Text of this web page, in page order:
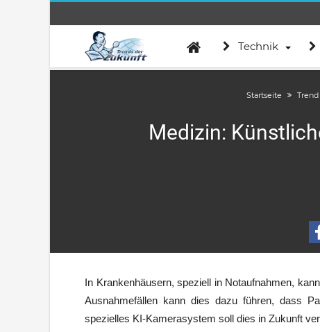
Technik
Startseite
Medizin:
In Krankenhäusern, speziell in Notaufnahmen,
Ausnahmefällen kann dies dazu führen, dass
spezielles KI-Kamerasystem soll dies in Zukunft